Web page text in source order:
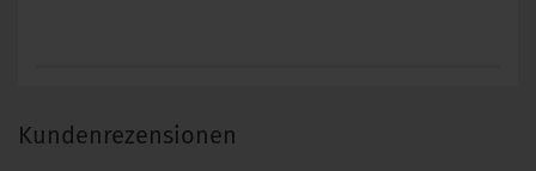
Kundenrezensionen